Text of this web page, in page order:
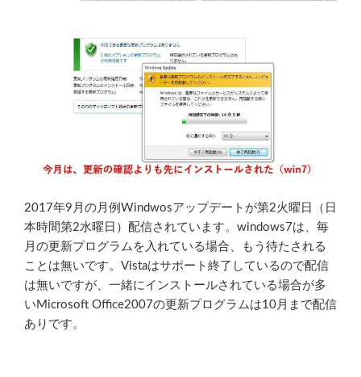
2017年9月の月例Windwosアップデートが第2火曜日（日
本時間第2水曜日）配信されています。windows7は、毎
月の更新プログラムを入れている場合、もう待たされる
ことは無いです。Vistaはサポート終了しているので配信
は無いですが、一緒にインストールされている場合が多
いMicrosoft Office2007の更新プログラムは10月まで配信
ありです。